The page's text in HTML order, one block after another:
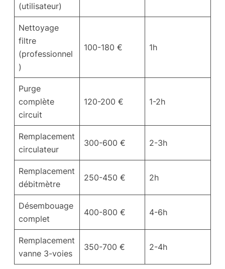
(utilisateur)
Nettoyage
filtre
(professionnel
)
100-180 € 1h
Purge
complète
circuit
120-200 € 1-2h
Remplacement
circulateur
300-600 € 2-3h
Remplacement
débitmètre
250-450 € 2h
Désembouage
complet
400-800 € 4-6h
Remplacement
vanne 3-voies
350-700 € 2-4h